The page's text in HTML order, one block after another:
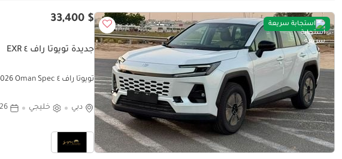
استجابة سريعة $ 33,400
جديدة تويوتا راف ٤ EXR
تويوتا راف ٤ EXR Toyota Rav4 LE Standard 2.0L Petrol AWD 2026 Oman Spec
دبي خليجي